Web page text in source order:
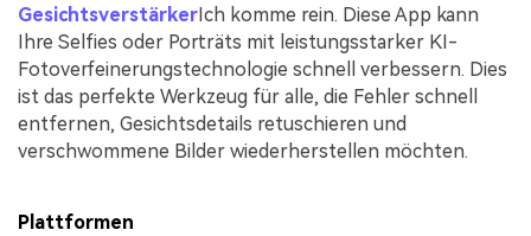
GesichtsverstärkerIch komme rein. Diese App kann
Ihre Selfies oder Porträts mit leistungsstarker KI-
Fotoverfeinerungstechnologie schnell verbessern. Dies
ist das perfekte Werkzeug für alle, die Fehler schnell
entfernen, Gesichtsdetails retuschieren und
verschwommene Bilder wiederherstellen möchten.
Plattformen